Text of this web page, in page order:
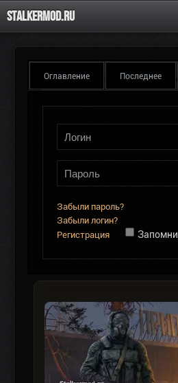
Stalkermod.ru
Оглавление Последнее
Забыли пароль?
Забыли логин?
Регистрация